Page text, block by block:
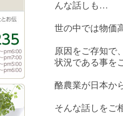
んな話しも…
世の中では物価
原因をご存知で
状況である事を
酪農業が日本か
そんな話しをご